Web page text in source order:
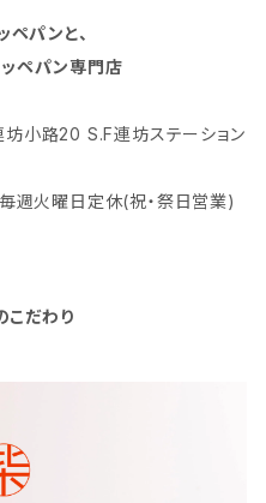
ペパンと、
ペパン専門店
小路20 S.F連坊ステーション
週火曜日定休(祝・祭日営業)
こだわり